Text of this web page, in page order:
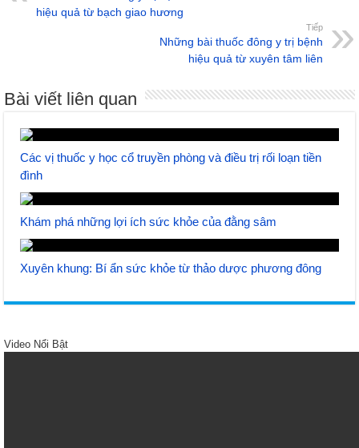
hiệu quả từ bạch giao hương
Tiếp
Những bài thuốc đông y trị bệnh
hiệu quả từ xuyên tâm liên
Bài viết liên quan
Các vị thuốc y học cổ truyền phòng và điều trị rối loạn tiền
đình
Khám phá những lợi ích sức khỏe của đằng sâm
Xuyên khung: Bí ẩn sức khỏe từ thảo dược phương đông
Video Nổi Bật